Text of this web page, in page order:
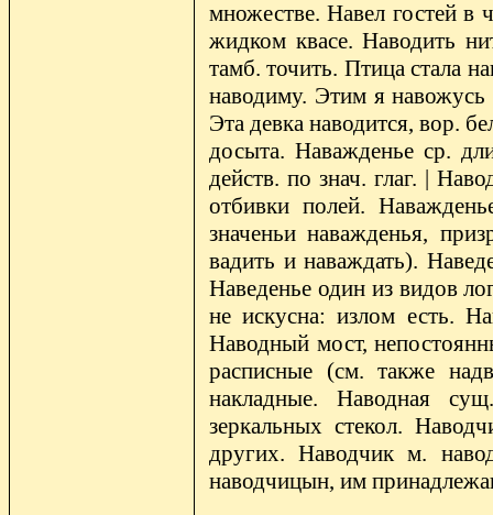
множестве. Навел гостей
жидком квасе. Наводить
тамб. точить. Птица стала
наводиму. Этим я навожусь
Эта девка наводится, вор.
досыта. Наважденье ср.
действ. по знач. глаг. |
отбивки полей.
значеньи наважденья,
вадить и наваждать).
Наведенье один из видов
не искусна: излом есть.
Наводный мост,
расписные (см. также
накладные. Наводная
зеркальных стекол.
других. Наводчик м.
наводчицын, им